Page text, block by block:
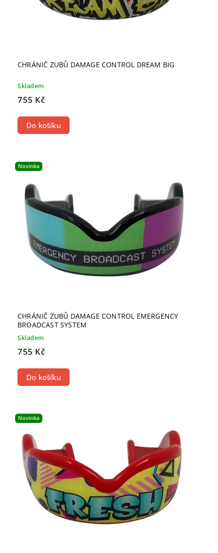
CHRÁNIČ ZUBŮ DAMAGE CONTROL DREAM BIG
Skladem
755 Kč
Do košíku
Novinka
CHRÁNIČ ZUBŮ DAMAGE CONTROL EMERGENCY
BROADCAST SYSTEM
Skladem
755 Kč
Do košíku
Novinka